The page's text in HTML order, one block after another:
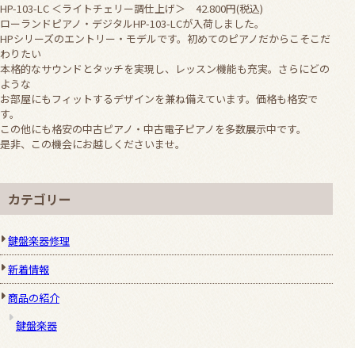
HP-103-LC ＜ライトチェリー調仕上げ＞ 42.800円(税込)
ローランドピアノ・デジタルHP-103-LCが入荷しました。
HPシリーズのエントリー・モデルです。初めてのピアノだからこそこだ
わりたい
本格的なサウンドとタッチを実現し、レッスン機能も充実。さらにどの
ような
お部屋にもフィットするデザインを兼ね備えています。価格も格安で
す。
この他にも格安の中古ピアノ・中古電子ピアノを多数展示中です。
是非、この機会にお越しくださいませ。
カテゴリー
鍵盤楽器修理
新着情報
商品の紹介
鍵盤楽器